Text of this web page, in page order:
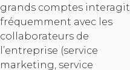
grands comptes interagit
fréquemment avec les
collaborateurs de
l’entreprise (service
marketing, service